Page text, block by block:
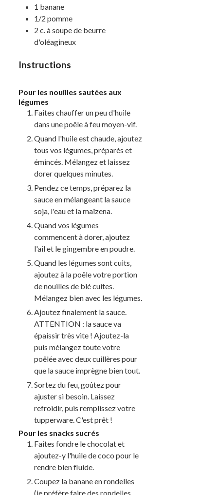
1 banane
1/2 pomme
2 c. à soupede beurre
d'oléagineux
Instructions
Pour les nouilles sautées aux
légumes
Faites chauffer un peu d'huile
dans une poêle à feu moyen-vif.
Quand l'huile est chaude, ajoutez
tous vos légumes, préparés et
émincés. Mélangez et laissez
dorer quelques minutes.
Pendez ce temps, préparez la
sauce en mélangeant la sauce
soja, l'eau et la maïzena.
Quand vos légumes
commencent à dorer, ajoutez
l'ail et le gingembre en poudre.
Quand les légumes sont cuits,
ajoutez à la poêle votre portion
de nouilles de blé cuites.
Mélangez bien avec les légumes.
Ajoutez finalement la sauce.
ATTENTION : la sauce va
épaissir très vite ! Ajoutez-la
puis mélangez toute votre
poêlée avec deux cuillères pour
que la sauce imprègne bien tout.
Sortez du feu, goûtez pour
ajuster si besoin. Laissez
refroidir, puis remplissez votre
tupperware. C'est prêt !
Pour les snacks sucrés
Faites fondre le chocolat et
ajoutez-y l'huile de coco pour le
rendre bien fluide.
Coupez la banane en rondelles
(je préfère faire des rondelles